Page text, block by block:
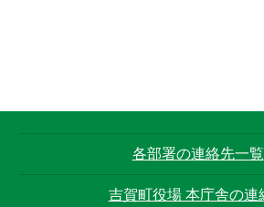
各部署の連絡先一覧
吉賀町役場 本庁舎の連